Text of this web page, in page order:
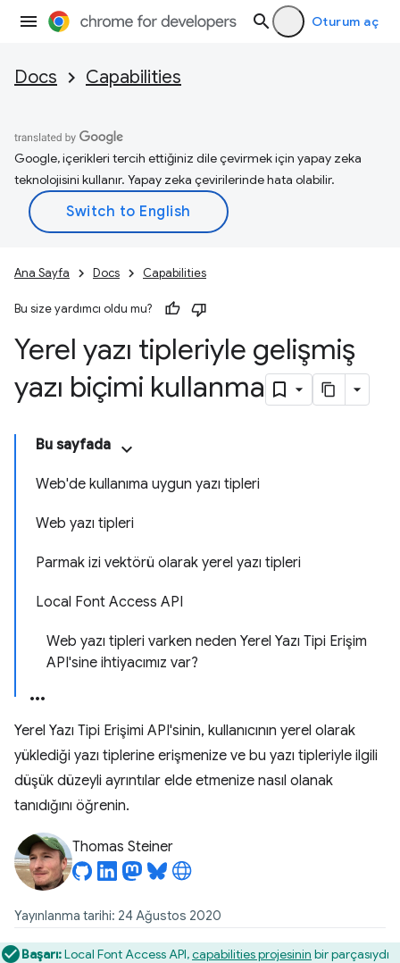
Oturum aç
Docs Capabilities
Google, içerikleri tercih ettiğiniz dile çevirmek için yapay zeka
teknolojisini kullanır. Yapay zeka çevirilerinde hata olabilir.
Ana Sayfa Docs Capabilities
Bu size yardımcı oldu mu?
Yerel yazı tipleriyle gelişmiş
yazı biçimi kullanma
Bu sayfada
Web'de kullanıma uygun yazı tipleri
Web yazı tipleri
Parmak izi vektörü olarak yerel yazı tipleri
Local Font Access API
Web yazı tipleri varken neden Yerel Yazı Tipi Erişim
API'sine ihtiyacımız var?
Yerel Yazı Tipi Erişimi API'sinin, kullanıcının yerel olarak
yüklediği yazı tiplerine erişmenize ve bu yazı tipleriyle ilgili
düşük düzeyli ayrıntılar elde etmenize nasıl olanak
tanıdığını öğrenin.
Thomas Steiner
Yayınlanma tarihi: 24 Ağustos 2020
Başarı:Local Font Access API,capabilities projesinin bir parçasıydı